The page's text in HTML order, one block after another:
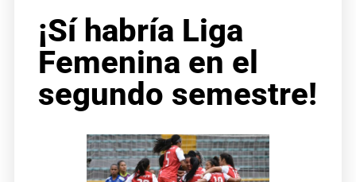
¡Sí habría Liga
Femenina en el
segundo semestre!